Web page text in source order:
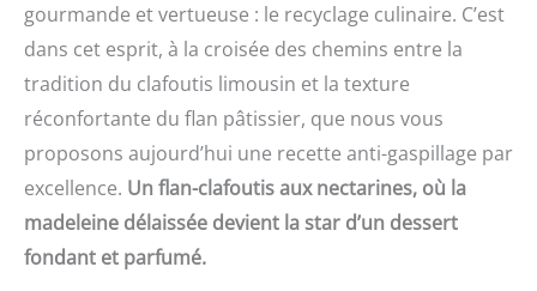
gourmande et vertueuse : le recyclage culinaire. C’est
dans cet esprit, à la croisée des chemins entre la
tradition du clafoutis limousin et la texture
réconfortante du flan pâtissier, que nous vous
proposons aujourd’hui une recette anti-gaspillage par
excellence. Un flan-clafoutis aux nectarines, où la
madeleine délaissée devient la star d’un dessert
fondant et parfumé.